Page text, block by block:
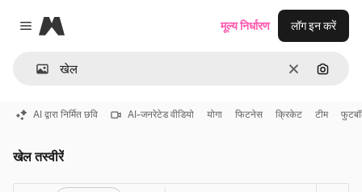
Close menu
Magnific
साफ़ इमेज से
मूल्य निर्धारण लॉग इन करें
AI द्वारा निर्मित छवि AI-जनरेटेड वीडियो योगा फिटनेस क्रिकेट टीम
खेल तस्वीरें